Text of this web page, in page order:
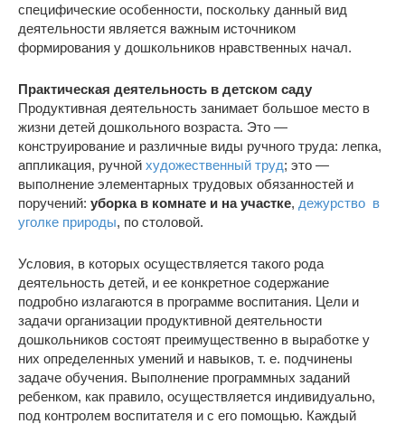
специфические особенности, поскольку данный вид
деятельности является важным источником
формирования у дошкольников нравственных начал.
Практическая деятельность в детском саду
Продуктивная деятельность занимает большое место в
жизни детей дошкольного возраста. Это —
конструирование и различные виды ручного труда: лепка,
аппликация, ручной художественный труд; это —
выполнение элементарных трудовых обязанностей и
поручений: уборка в комнате и на участке, дежурство в
уголке природы, по столовой.
Условия, в которых осуществляется такого рода
деятельность детей, и ее конкретное содержание
подробно излагаются в программе воспитания. Цели и
задачи организации продуктивной деятельности
дошкольников состоят преимущественно в выработке у
них определенных умений и навыков, т. е. подчинены
задаче обучения. Выполнение программных заданий
ребенком, как правило, осуществляется индивидуально,
под контролем воспитателя и с его помощью. Каждый